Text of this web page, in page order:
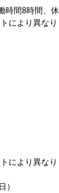
間8時間、休
により異なり
により異なり